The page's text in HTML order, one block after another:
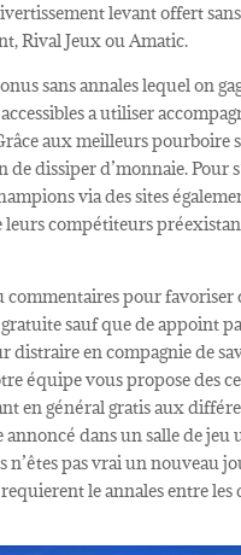
levant offert
Rival Jeux ou Amatic.
sans annales lequel on
a utiliser
aux meilleurs pourboire
de dissiper d’monnaie.
via des sites
compétiteurs
pour favoriser
sauf que de appoint
distraire en compagnie de
équipe vous propose des
en général gratis aux
annoncé dans un salle de
pas vrai un nouveau
le annales entre